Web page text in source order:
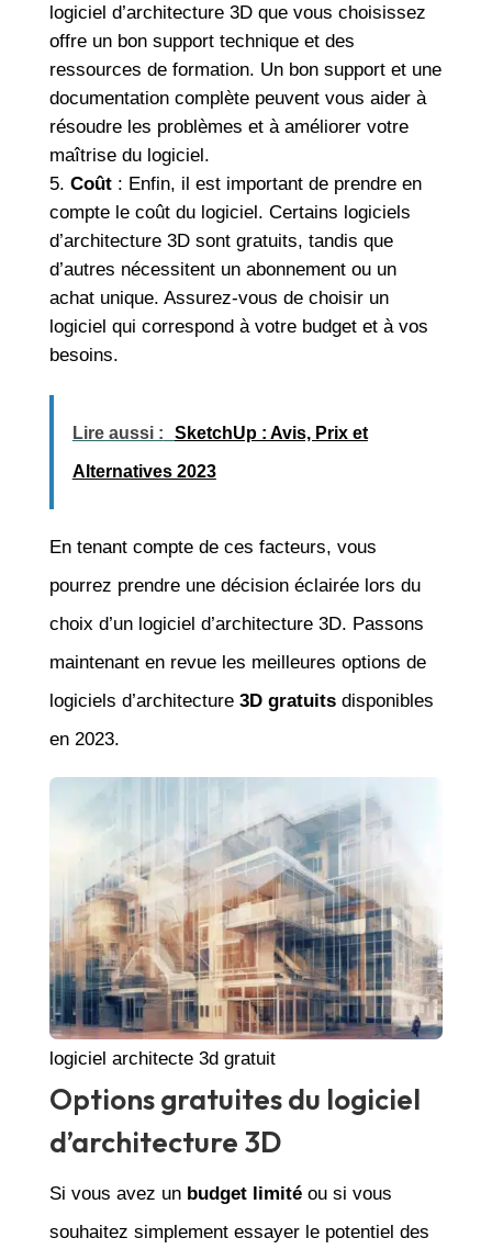
logiciel d’architecture 3D que vous choisissez
offre un bon support technique et des
ressources de formation. Un bon support et une
documentation complète peuvent vous aider à
résoudre les problèmes et à améliorer votre
maîtrise du logiciel.
Coût: Enfin, il est important de prendre en
compte le coût du logiciel. Certains logiciels
d’architecture 3D sont gratuits, tandis que
d’autres nécessitent un abonnement ou un
achat unique. Assurez-vous de choisir un
logiciel qui correspond à votre budget et à vos
besoins.
Lire aussi : SketchUp : Avis, Prix et
Alternatives 2023
En tenant compte de ces facteurs, vous
pourrez prendre une décision éclairée lors du
choix d’un logiciel d’architecture 3D. Passons
maintenant en revue les meilleures options de
logiciels d’architecture 3D gratuitsdisponibles
en 2023.
logiciel architecte 3d gratuit
Options gratuites du logiciel
d’architecture 3D
Si vous avez un budget limitéou si vous
souhaitez simplement essayer le potentiel des